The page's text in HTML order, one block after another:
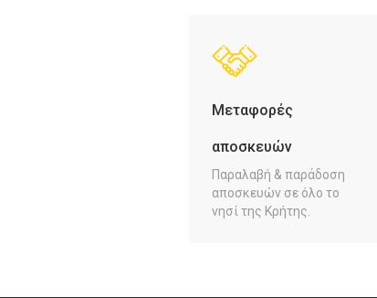
Μεταφορές
αποσκευών
Παραλαβή & παράδοση
αποσκευών σε όλο το
νησί της Κρήτης.